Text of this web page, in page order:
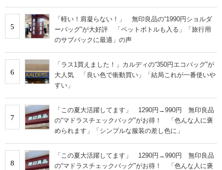
5
「軽い！肩凝らない！」 無印良品の“1990円ショルダ
ーバッグ”が大好評 「ペットボトルも入る」「旅行用
のサブバックに最適」の声
6
「ラス1買えました！」カルディの“350円エコバッグ”が
大人気 「良い色で衝動買い」「結局これが一番使いや
すい」
7
「この夏大活躍してます」 1290円→990円 無印良品
の“マドラスチェックバッグ”がお得！ 「色んな人に褒
められます」「シンプルな服装の差し色に」
8
「この夏大活躍してます」 1290円→990円 無印良品
の“マドラスチェックバッグ”がお得！ 「色んな人に褒